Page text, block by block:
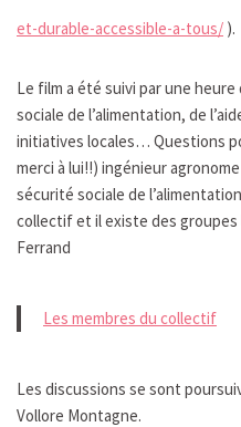
et-durable-accessible-a-tous/ ).
Le film a été suivi par une
sociale de l’alimentation, de
initiatives locales… Questions
merci à lui!!) ingénieur
sécurité sociale de
collectif et il existe des
Ferrand
Les membres du collectif
Les discussions se sont
Vollore Montagne.